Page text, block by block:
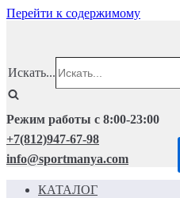
Перейти к содержимому
Искать...
Режим работы с 8:00-23:00
+7(812)947-67-98
info@sportmanya.com
КАТАЛОГ